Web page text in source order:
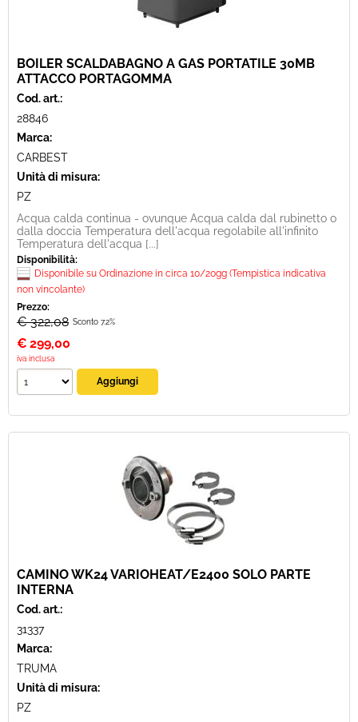
BOILER SCALDABAGNO A GAS PORTATILE 30MB
ATTACCO PORTAGOMMA
Cod. art.:
28846
Marca:
CARBEST
Unità di misura:
PZ
Acqua calda continua - ovunque Acqua calda dal rubinetto o
dalla doccia Temperatura dell'acqua regolabile all'infinito
Temperatura dell'acqua [...]
Disponibilità:
Disponibile su Ordinazione in circa 10/20gg (Tempistica indicativa
non vincolante)
Prezzo:
€ 322,08 Sconto 7.2%
€ 299,00
iva inclusa
CAMINO WK24 VARIOHEAT/E2400 SOLO PARTE
INTERNA
Cod. art.:
31337
Marca:
TRUMA
Unità di misura:
PZ